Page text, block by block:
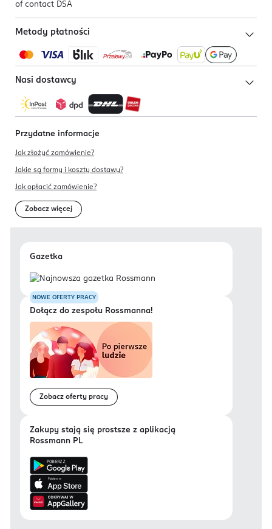
of contact DSA
Metody płatności
Nasi dostawcy
Przydatne informacje
Jak złożyć zamówienie?
Jakie są formy i koszty dostawy?
Jak opłacić zamówienie?
Zobacz więcej
Gazetka
NOWE OFERTY PRACY
Dołącz do zespołu Rossmanna!
Zobacz oferty pracy
Zakupy stają się prostsze z aplikacją
Rossmann PL